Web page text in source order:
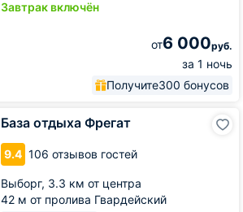
Завтрак включён
от6 000руб.
за 1 ночь
Получите300 бонусов
База отдыха Фрегат
9.4 106 отзывов гостей
Выборг, 3.3 км от центра
42 м от пролива Гвардейский